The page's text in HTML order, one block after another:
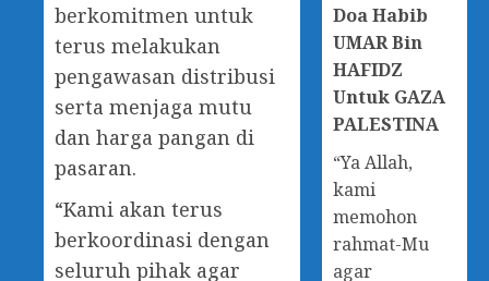
berkomitmen untuk
terus melakukan
pengawasan distribusi
serta menjaga mutu
dan harga pangan di
pasaran.
“Kami akan terus
berkoordinasi dengan
seluruh pihak agar
DoaHabib
UMAR Bin
HAFIDZ
Untuk GAZA
PALESTINA
“Ya Allah,
kami
memohon
rahmat-Mu
agar